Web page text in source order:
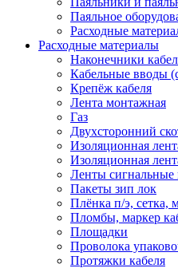
Паяльное
Расходные
Расходные материалы
Наконечники
Кабельные вводы
Крепёж кабеля
Лента монтажная
Газ
Двухсторонний
Изоляционная
Изоляционная
Ленты сигнальные
Пакеты зип лок
Плёнка п/э, сетка,
Пломбы, маркер
Площадки
Проволока
Протяжки кабеля